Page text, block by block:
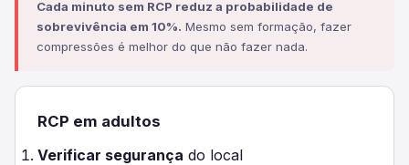
Cada minuto sem RCP reduz a probabilidade de
sobrevivência em 10%. Mesmo sem formação, fazer
compressões é melhor do que não fazer nada.
RCP em adultos
Verificar segurança do local